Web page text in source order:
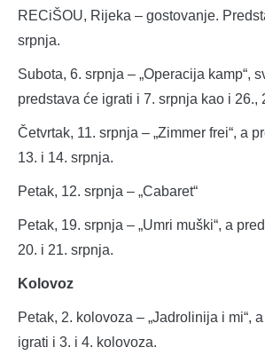
RECiŠOU, Rijeka – gostovanje.
srpnja.
Subota, 6. srpnja – „Operacija kamp“,
predstava će igrati i 7. srpnja kao i 26.,
Četvrtak, 11. srpnja – „Zimmer frei“, a
13. i 14. srpnja.
Petak, 12. srpnja – „Cabaret“
Petak, 19. srpnja – „Umri muški“, a
20. i 21. srpnja.
Kolovoz
Petak, 2. kolovoza – „Jadrolinija i mi“,
igrati i 3. i 4. kolovoza.